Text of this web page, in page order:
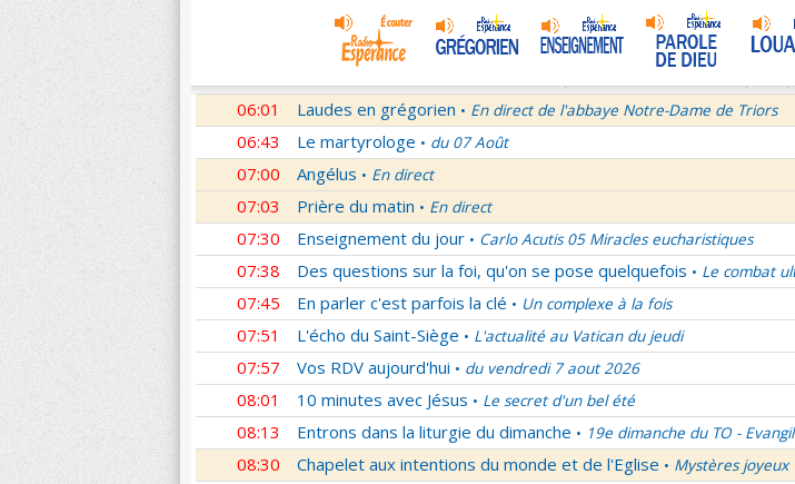
Si tu savais le don de Dieu La Transfiguration
En Toi nos sources • Paul et le Judaïsme 05
La théologie afirmative et la théologie
06:01 Laudes en grégorien • En direct de l'abbaye Notre-Dame de Triors
06:43 Le martyrologe • du 07 Août
07:00 Angélus • En direct
07:03 Prière du matin • En direct
07:30 Enseignement du jour • Carlo Acutis 05 Miracles eucharistiques
07:38 Des questions sur la foi, qu'on se pose quelquefois • Le combat
07:45 En parler c'est parfois la clé • Un complexe à la fois
07:51 L'écho du Saint-Siège • L'actualité au Vatican du jeudi
07:57 Vos RDV aujourd'hui • du vendredi 7 aout 2026
08:01 10 minutes avec Jésus • Le secret d'un bel été
08:13 Entrons dans la liturgie du dimanche • 19e dimanche du TO -
08:30 Chapelet aux intentions du monde et de l'Eglise • Mystères joyeux